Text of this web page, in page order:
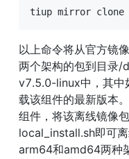
tiup mirror clone
以上命令将从官方镜
两个架构的包到目
v7.5.0-linux中，其中
载该组件的最新版本
组件，将该离线镜像
local_install.sh即可
arm64和amd64两种